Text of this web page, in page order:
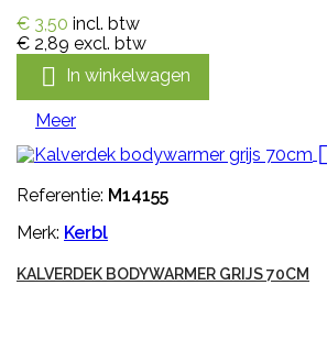
€ 3,50 incl. btw
€ 2,89 excl. btw
 In winkelwagen
Meer
Referentie: M14155
Merk: Kerbl
KALVERDEK BODYWARMER GRIJS 70CM